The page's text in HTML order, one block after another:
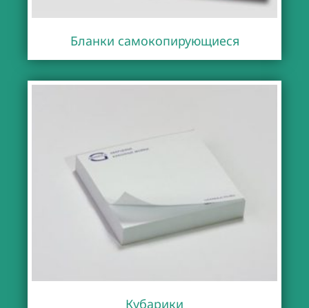
Бланки самокопирующиеся
Кубарики